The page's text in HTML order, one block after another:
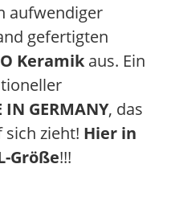
aufwendiger
gefertigten
Keramik aus. Ein
IN GERMANY, das
zieht! Hier in
Größe!!!